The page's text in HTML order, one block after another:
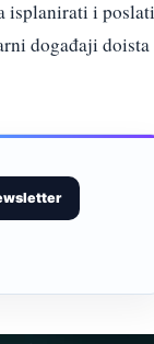
isplanirati i poslati
događaji doista